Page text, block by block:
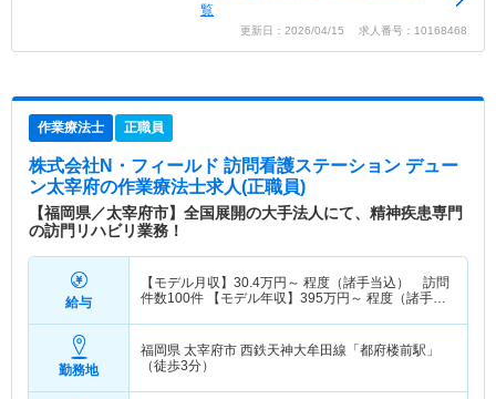
覧
更新日：2026/04/15 求人番号：10168468
作業療法士 正職員
株式会社N・フィールド 訪問看護ステーション デュー
ン太宰府の作業療法士求人(正職員)
【福岡県／太宰府市】全国展開の大手法人にて、精神疾患専門
の訪門リハビリ業務！
給与
【モデル月収】 30.4万円～ 程度（諸手当込） 訪問
件数100件 【モデル年収】 395万円～ 程度（諸手当
勤務地
福岡県 太宰府市 西鉄天神大牟田線「都府楼前駅」
（徒歩3分）